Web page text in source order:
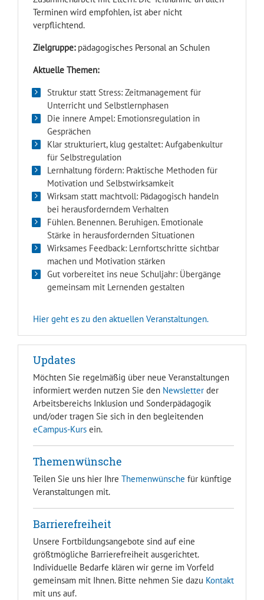
Terminen wird empfohlen, ist aber nicht
verpflichtend.
Zielgruppe:pädagogisches Personal an Schulen
Aktuelle Themen:
Struktur statt Stress: Zeitmanagement für
Unterricht und Selbstlernphasen
Die innere Ampel: Emotionsregulation in
Gesprächen
Klar strukturiert, klug gestaltet: Aufgabenkultur
für Selbstregulation
Lernhaltung fördern: Praktische Methoden für
Motivation und Selbstwirksamkeit
Wirksam statt machtvoll: Pädagogisch handeln
bei herausforderndem Verhalten
Fühlen. Benennen. Beruhigen. Emotionale
Stärke in herausfordernden Situationen
Wirksames Feedback: Lernfortschritte sichtbar
machen und Motivation stärken
Gut vorbereitet ins neue Schuljahr: Übergänge
gemeinsam mit Lernenden gestalten
Hier geht es zu den aktuellen Veranstaltungen.
Updates
Möchten Sie regelmäßig über neue Veranstaltungen
informiert werden nutzen Sie den Newsletter der
Arbeitsbereichs Inklusion und Sonderpädagogik
und/oder tragen Sie sich in den begleitenden
eCampus-Kurs ein.
Themenwünsche
Teilen Sie uns hier Ihre Themenwünsche für künftige
Veranstaltungen mit.
Barrierefreiheit
Unsere Fortbildungsangebote sind auf eine
größtmögliche Barrierefreiheit ausgerichtet.
Individuelle Bedarfe klären wir gerne im Vorfeld
gemeinsam mit Ihnen. Bitte nehmen Sie dazu Kontakt
mit uns auf.